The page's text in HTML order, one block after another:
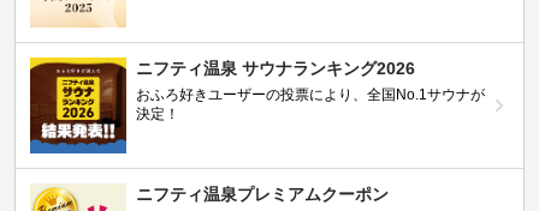
ニフティ温泉 サウナランキング2026
おふろ好きユーザーの投票により、全国No.1サウナが
決定！
ニフティ温泉プレミアムクーポン